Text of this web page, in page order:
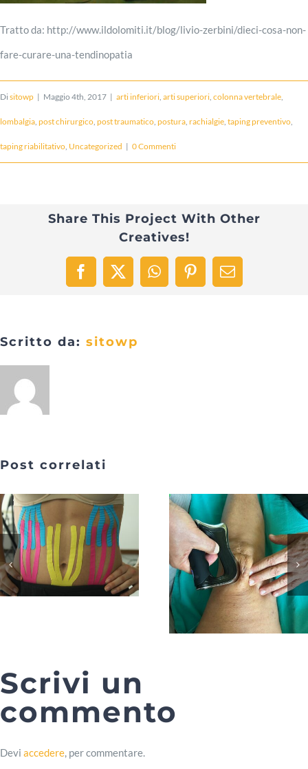
Tratto da: http://www.ildolomiti.it/blog/livio-zerbini/dieci-cosa-non-
fare-curare-una-tendinopatia
Di sitowp | Maggio 4th, 2017 | arti inferiori, arti superiori, colonna vertebrale,
lombalgia, post chirurgico, post traumatico, postura, rachialgie, taping preventivo,
taping riabilitativo, Uncategorized | 0 Commenti
Share This Project With Other
Creatives!
Facebook
X WhatsAppPinterestEmail
Scritto da: sitowp
Post correlati
Scrivi un
commento